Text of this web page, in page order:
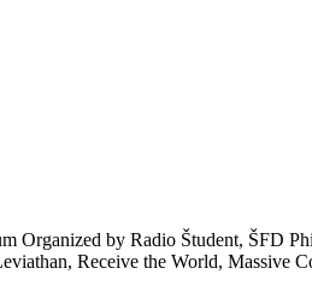
Organized by Radio Študent, ŠFD
Receive the World,